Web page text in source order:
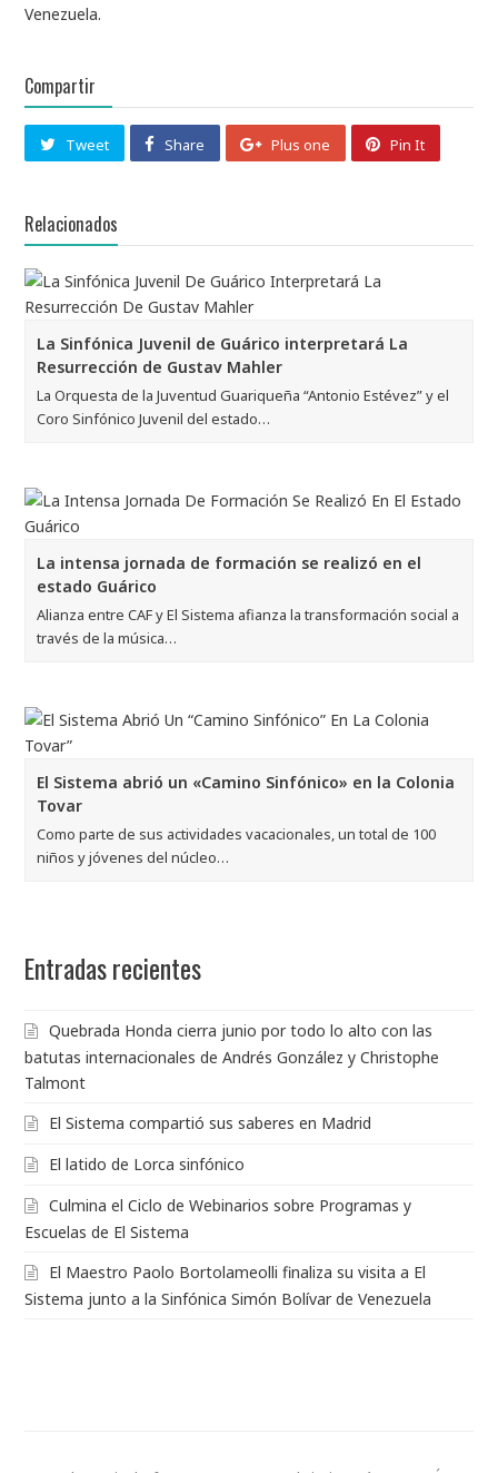
Venezuela.
Compartir
Tweet Share Plus one Pin It
Relacionados
La Sinfónica Juvenil de Guárico interpretará La
Resurrección de Gustav Mahler
La Orquesta de la Juventud Guariqueña “Antonio Estévez” y el
Coro Sinfónico Juvenil del estado…
La intensa jornada de formación se realizó en el
estado Guárico
Alianza entre CAF y El Sistema afianza la transformación social a
través de la música…
El Sistema abrió un «Camino Sinfónico» en la Colonia
Tovar
Como parte de sus actividades vacacionales, un total de 100
niños y jóvenes del núcleo…
Entradas recientes
Quebrada Honda cierra junio por todo lo alto con las
batutas internacionales de Andrés González y Christophe
Talmont
El Sistema compartió sus saberes en Madrid
El latido de Lorca sinfónico
Culmina el Ciclo de Webinarios sobre Programas y
Escuelas de El Sistema
El Maestro Paolo Bortolameolli finaliza su visita a El
Sistema junto a la Sinfónica Simón Bolívar de Venezuela